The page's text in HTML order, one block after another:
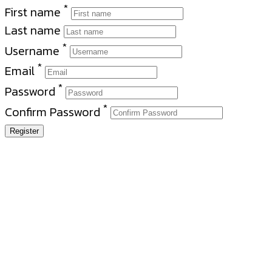
First name *
Last name
Username *
Email *
Password *
Confirm Password *
Register